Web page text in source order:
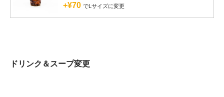
+¥70 でLサイズに変更
ドリンク＆スープ変更